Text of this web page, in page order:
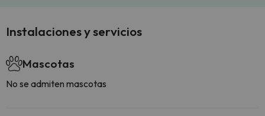
Instalaciones y servicios
Mascotas
No se admiten mascotas